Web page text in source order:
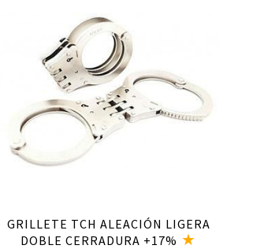
GRILLETE TCH ALEACIÓN LIGERA
DOBLE CERRADURA +17%